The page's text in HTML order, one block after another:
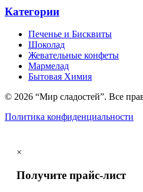
Категории
Печенье и Бисквиты
Шоколад
Жевательные конфеты
Мармелад
Бытовая Химия
© 2026 “Мир сладостей”. Все
Политика конфиденциальности
×
Получите прайс-лист